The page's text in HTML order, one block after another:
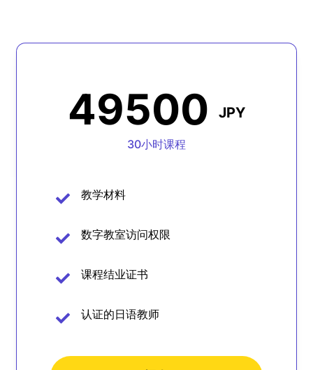
49500 JPY
30小时课程
教学材料
数字教室访问权限
课程结业证书
认证的日语教师